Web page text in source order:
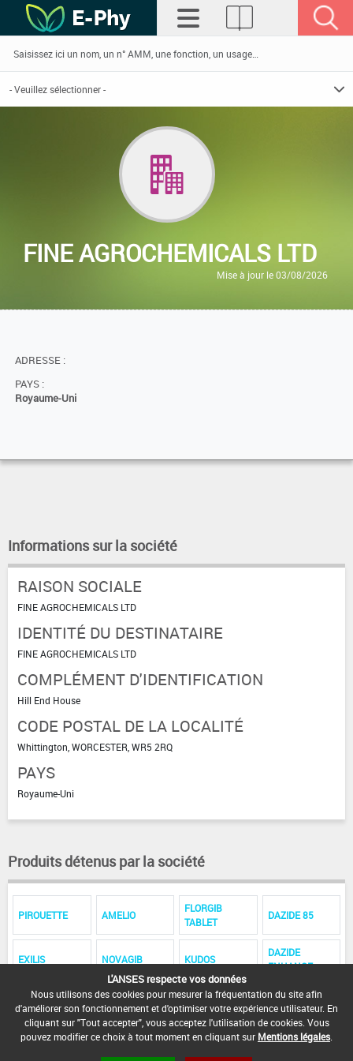
FINE AGROCHEMICALS LTD
Mise à jour le 03/08/2026
ADRESSE :
PAYS :
Royaume-Uni
Informations sur la société
RAISON SOCIALE
FINE AGROCHEMICALS LTD
IDENTITÉ DU DESTINATAIRE
FINE AGROCHEMICALS LTD
COMPLÉMENT D'IDENTIFICATION
Hill End House
CODE POSTAL DE LA LOCALITÉ
Whittington, WORCESTER, WR5 2RQ
PAYS
Royaume-Uni
Produits détenus par la société
PIROUETTE AMELIO
FLORGIB
TABLET
DAZIDE 85
EXILIS NOVAGIB KUDOS
DAZIDE
ENHANCE
PERLAN STEFAGIB
L'ANSES respecte vos données
Nous utilisons des cookies pour mesurer la fréquentation du site afin
d'améliorer son fonctionnement et d'optimiser votre expérience utilisateur. En
cliquant sur "Tout accepter", vous acceptez l'utilisation de cookies. Vous
pouvez modifier ce choix à tout moment en cliquant sur Mentions légales